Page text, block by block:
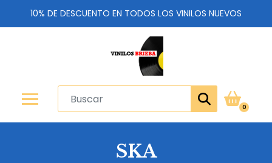
10% DE DESCUENTO EN TODOS LOS VINILOS NUEVOS
0
SKA